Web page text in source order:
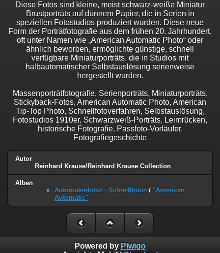
Diese Fotos sind kleine, meist schwarz-weiße Miniatur
Brustporträts auf dünnem Papier, die in Serien in
speziellen Fotostudios produziert wurden. Diese neue
Form der Porträtfotografie aus dem frühen 20. Jahrhundert,
oft unter Namen wie „American Automatic Photo“ oder
ähnlich beworben, ermöglichte günstige, schnell
verfügbare Miniaturporträts, die in Studios mit
halbautomatischer Selbstauslösung serienweise
hergestellt wurden.
Massenporträtfotografie, Serienporträts, Miniaturporträts,
Stickyback-Fotos, American Automatic Photo, American
Tip-Top Photo, Schnellfotoverfahren, Selbstauslösung,
Fotostudios 1910er, Schwarzweiß-Porträts, Leimrücken,
historische Fotografie, Passfoto-Vorläufer,
Fotografiegeschichte
Autor
Reinhard Krause/Reinhard Krause Collection
Alben
Automatenfotos - Schnellfotos / "American-
Automatic"
Powered by Piwigo